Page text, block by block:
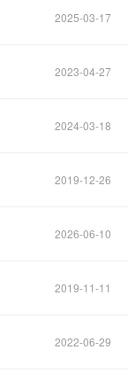
2025-03-17
2023-04-27
2024-03-18
2019-12-26
2026-06-10
2019-11-11
2022-06-29